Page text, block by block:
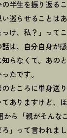
半生を振り返る
巡らせることは
け、私？ 」って
は、自分自身が
らなくて。あの
たです。
ところに単身送
ありますけど、
ら「親がそんな
」って言われまし